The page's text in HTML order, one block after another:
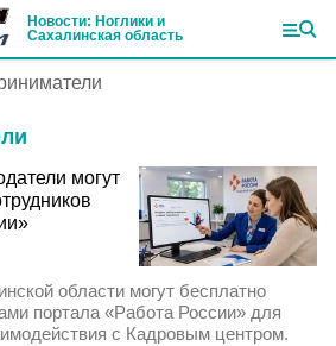
Новости: Ноглики и
Сахалинская область
могут
области могут бесплатно
портала «Работа России» для
с Кадровым центром.